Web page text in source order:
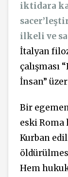
iktidara
ilkeli ve
İtalyan
çalışması
İnsan”
Bir
eski
Kurban
Hem